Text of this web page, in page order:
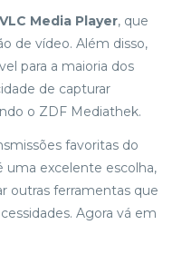
VLC Media Player, que
de vídeo. Além disso,
para a maioria dos
de capturar
o ZDF Mediathek.
favoritas do
uma excelente escolha,
outras ferramentas que
Agora vá em